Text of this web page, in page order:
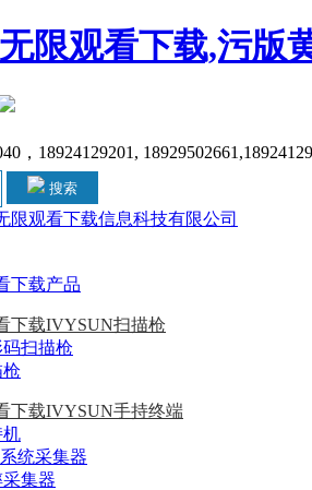
限观看下载,污版
，18924129201,
搜索
下载产品
下载IVYSUN扫描枪
扫描枪
枪
下载IVYSUN手持终端
机
统采集器
集器